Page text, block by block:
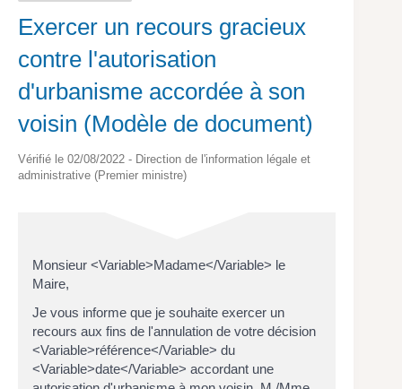
Exercer un recours gracieux
contre l'autorisation
d'urbanisme accordée à son
voisin (Modèle de document)
Vérifié le 02/08/2022 - Direction de l'information légale et
administrative (Premier ministre)
Monsieur <Variable>Madame</Variable> le
Maire,
Je vous informe que je souhaite exercer un
recours aux fins de l'annulation de votre décision
<Variable>référence</Variable> du
<Variable>date</Variable> accordant une